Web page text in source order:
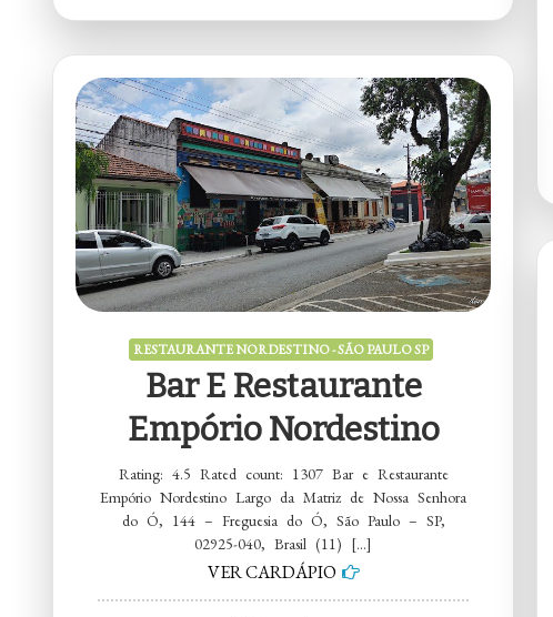
RESTAURANTE NORDESTINO - SÃO PAULO SP
Bar E Restaurante
Empório Nordestino
Rating: 4.5 Rated count: 1307 Bar e Restaurante
Empório Nordestino Largo da Matriz de Nossa Senhora
do Ó, 144 – Freguesia do Ó, São Paulo – SP,
02925-040, Brasil (11) […]
VER CARDÁPIO